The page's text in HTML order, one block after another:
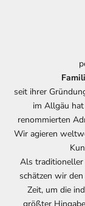
seit ihrer
im Allgäu
renommierten
Wir agieren
Als traditioneller
schätzen wir
Zeit, um die
größter